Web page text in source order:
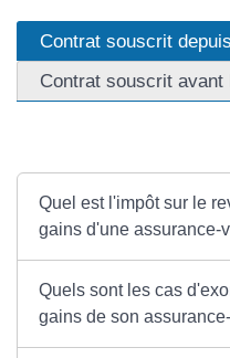
Contrat souscrit
Contrat souscrit avant
Quel est l'impôt sur le
gains d'une assurance-
Quels sont les cas
gains de son